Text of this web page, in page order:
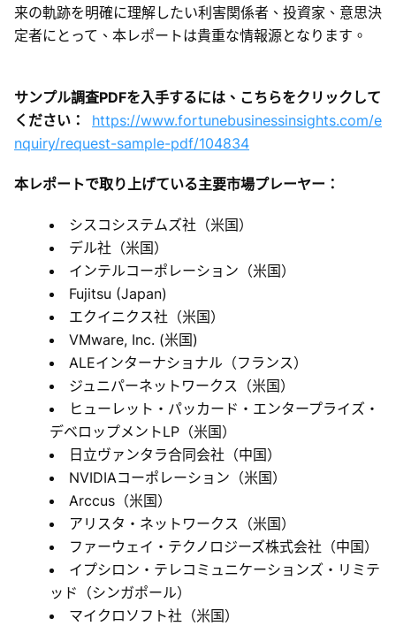
来の軌跡を明確に理解したい利害関係者、投資家、意思決
定者にとって、本レポートは貴重な情報源となります。
サンプル調査PDFを入手するには、こちらをクリックして
ください： https://www.fortunebusinessinsights.com/e
nquiry/request-sample-pdf/104834
本レポートで取り上げている主要市場プレーヤー：
シスコシステムズ社（米国）
デル社（米国）
インテルコーポレーション（米国）
Fujitsu (Japan)
エクイニクス社（米国）
VMware, Inc. (米国)
ALEインターナショナル（フランス）
ジュニパーネットワークス（米国）
ヒューレット・パッカード・エンタープライズ・
デベロップメントLP（米国）
日立ヴァンタラ合同会社（中国）
NVIDIAコーポレーション（米国）
Arccus（米国）
アリスタ・ネットワークス（米国）
ファーウェイ・テクノロジーズ株式会社（中国）
イプシロン・テレコミュニケーションズ・リミテ
ッド（シンガポール）
マイクロソフト社（米国）